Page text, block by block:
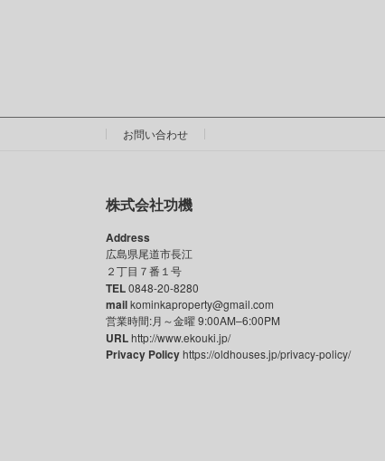
お問い合わせ
株式会社功機
Address
広島県尾道市長江
２丁目７番１号
TEL0848-20-8280
mailkominkaproperty@gmail.com
営業時間:月～金曜 9:00AM–6:00PM
URLhttp://www.ekouki.jp/
Privacy Policyhttps://oldhouses.jp/privacy-policy/